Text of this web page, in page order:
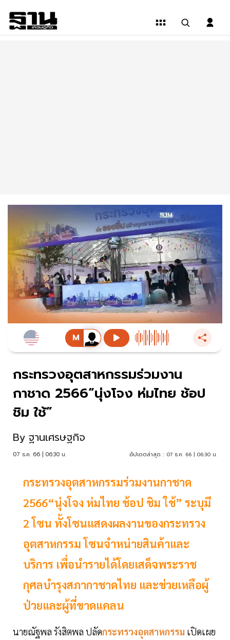
กระทรวงอุตสาหกรรมร่วมงาน
กาชาด 2566“นุ่งโจง ห่มไทย ช้อป
ชิม ใช้”
By ฐานเศรษฐกิจ
07 ธ.ค. 66 | 06:30 น. อัปเดตล่าสุด : 07 ธ.ค. 66 | 06:30 น.
กระทรวงอุตสาหกรรมร่วมงานกาชาด
2566“นุ่งโจง ห่มไทย ช้อป ชิม ใช้” ระบุมี
2 โซน ทั้งโซนแสดงผลงานของกระทรวง
อุตสาหกรรม โซนจำหน่ายสินค้าและ
บริการ เพื่อนำรายได้โดยเสด็จพระราช
กุศลบำรุงสภากาชาดไทย และช่วยเหลือผู้
ป่วยและผู้ที่ขาดแคลน
นายณัฐพล รังสิตพล ปลัดกระทรวงอุตสาหกรรม เปิดเผย